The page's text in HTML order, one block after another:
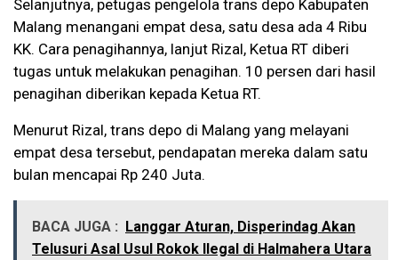
Selanjutnya, petugas pengelola trans depo Kabupaten
Malang menangani empat desa, satu desa ada 4 Ribu
KK. Cara penagihannya, lanjut Rizal, Ketua RT diberi
tugas untuk melakukan penagihan. 10 persen dari hasil
penagihan diberikan kepada Ketua RT.
Menurut Rizal, trans depo di Malang yang melayani
empat desa tersebut, pendapatan mereka dalam satu
bulan mencapai Rp 240 Juta.
BACA JUGA :
Langgar Aturan, Disperindag Akan
Telusuri Asal Usul Rokok Ilegal di Halmahera Utara